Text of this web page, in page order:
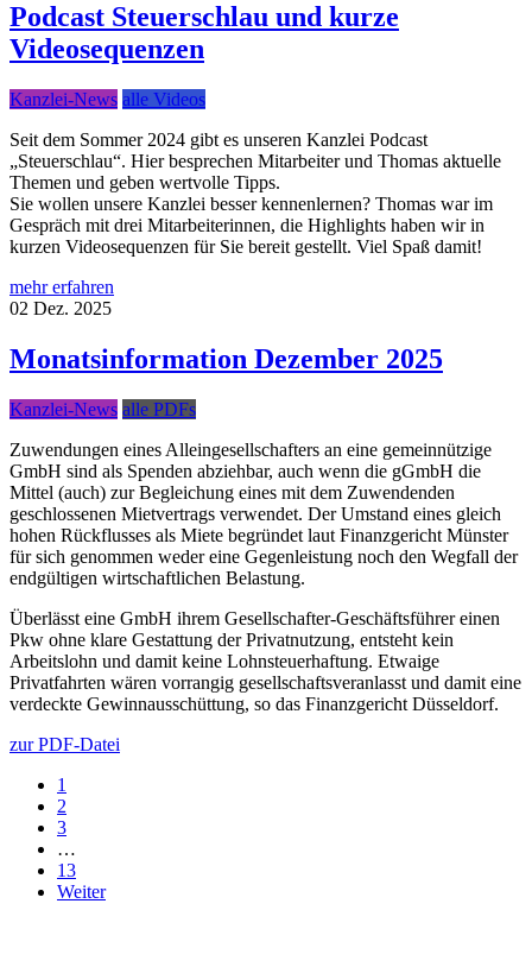
Podcast Steuerschlau und kurze
Videosequenzen
Kanzlei-News alle Videos
Seit dem Sommer 2024 gibt es unseren Kanzlei Podcast
„Steuerschlau“. Hier besprechen Mitarbeiter und Thomas aktuelle
Themen und geben wertvolle Tipps.
Sie wollen unsere Kanzlei besser kennenlernen? Thomas war im
Gespräch mit drei Mitarbeiterinnen, die Highlights haben wir in
kurzen Videosequenzen für Sie bereit gestellt. Viel Spaß damit!
mehr erfahren
02 Dez. 2025
Monatsinformation Dezember 2025
Kanzlei-News alle PDFs
Zuwendungen eines Alleingesellschafters an eine gemeinnützige
GmbH sind als Spenden abziehbar, auch wenn die gGmbH die
Mittel (auch) zur Begleichung eines mit dem Zuwendenden
geschlossenen Mietvertrags verwendet. Der Umstand eines gleich
hohen Rückflusses als Miete begründet laut Finanzgericht Münster
für sich genommen weder eine Gegenleistung noch den Wegfall der
endgültigen wirtschaftlichen Belastung.
Überlässt eine GmbH ihrem Gesellschafter-Geschäftsführer einen
Pkw ohne klare Gestattung der Privatnutzung, entsteht kein
Arbeitslohn und damit keine Lohnsteuerhaftung. Etwaige
Privatfahrten wären vorrangig gesellschaftsveranlasst und damit eine
verdeckte Gewinnausschüttung, so das Finanzgericht Düsseldorf.
zur PDF-Datei
1
2
3
…
13
Weiter